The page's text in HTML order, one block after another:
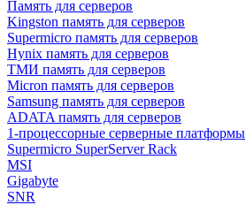
Память для серверов
Kingston память для серверов
Supermicro память для серверов
Hynix память для серверов
ТМИ память для серверов
Micron память для серверов
Samsung память для серверов
ADATA память для серверов
1-процессорные серверные платформы
Supermicro SuperServer Rack
MSI
Gigabyte
SNR